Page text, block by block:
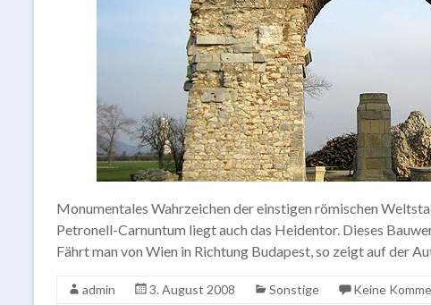
Monumentales Wahrzeichen der einstigen römischen
Petronell-Carnuntum liegt auch das Heidentor. Dieses
Fährt man von Wien in Richtung Budapest, so zeigt auf der
admin 3. August 2008 Sonstige Keine